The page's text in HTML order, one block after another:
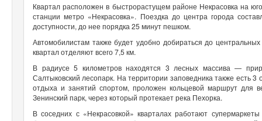
Квартал расположен в быстрорастущем районе Некрасовка на
станции метро «Некрасовка». Поездка до центра города
доступности, до нее порядка 25 минут пешком.
Автомобилистам также будет удобно добираться до
квартал отделяют всего 7,5 км.
В радиусе 5 километров находятся 3 лесных массива —
Салтыковский лесопарк. На территории заповедника также есть
отдыха и занятий спортом, проложен кольцевой маршрут
Зенинский парк, через который протекает река Пехорка.
В соседних с «Некрасовкой» кварталах работают